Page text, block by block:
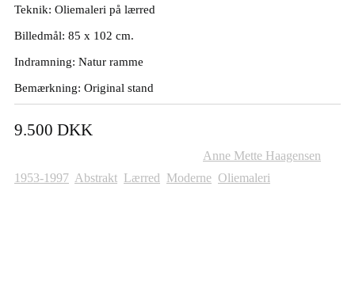
Teknik: Oliemaleri på lærred
Billedmål: 85 x 102 cm.
Indramning: Natur ramme
Bemærkning: Original stand
9.500 DKK
Anne Mette Haagensen
1953-1997 Abstrakt Lærred Moderne Oliemaleri